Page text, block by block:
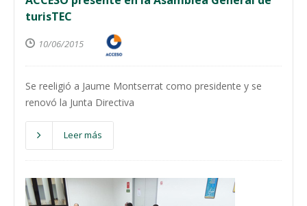
turisTEC
10/06/2015
Se reeligió a Jaume Montserrat como presidente y se
renovó la Junta Directiva
Leer más